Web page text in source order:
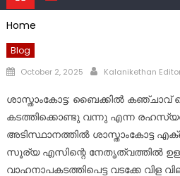
Home
Blog
Posted
October 2, 2025 Author
Kalanikethan
ശാസ്താംകോട്ട: ബൈക്കിൽ കഞ്ചാവ്
കടത്തിക്കൊണ്ടു വന്നു എന്ന
അടിസ്ഥാനത്തിൽ ശാസ്താംകോട്ട
സൂര്യ എസിന്റെ നേതൃത്വത്തിൽ
വാഹനാപകടത്തിപെട്ട വടക്കേ വിള